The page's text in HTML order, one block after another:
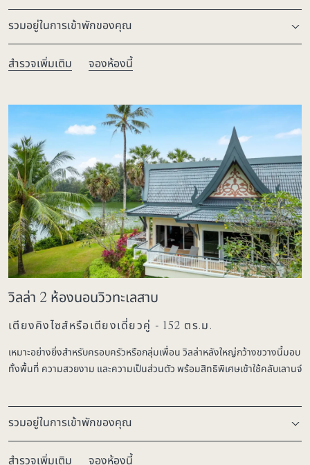
รวมอยู่ในการเข้าพักของคุณ
สำรวจเพิ่มเติม จองห้องนี้
วิลล่า 2 ห้องนอนวิวทะเลสาบ
เตียงคิงไซส์หรือเตียงเดี่ยวคู่ - 152 ตร.ม.
เหมาะอย่างยิ่งสำหรับครอบครัวหรือกลุ่มเพื่อน วิลล่าหลังใหญ่กว้างขวางนี้มอบ
ทั้งพื้นที่ ความสวยงาม และความเป็นส่วนตัว พร้อมสิทธิพิเศษเข้าใช้คลับเลานจ์
รวมอยู่ในการเข้าพักของคุณ
สำรวจเพิ่มเติม จองห้องนี้